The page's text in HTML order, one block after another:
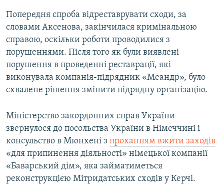
Попередня спроба відреставрувати сходи, за
словами Аксенова, закінчилася кримінальною
справою, оскільки роботи проводилися з
порушеннями. Після того як були виявлені
порушення в проведенні реставрації, які
виконувала компанія-підрядник «Меандр», було
схвалене рішення змінити підрядну організацію.
Міністерство закордонних справ України
звернулося до посольства України в Німеччині і
консульство в Мюнхені з проханням вжити заходів
«для припинення діяльності» німецької компанії
«Баварський дім», яка займатиметься
реконструкцією Мітридатських сходів у Керчі.